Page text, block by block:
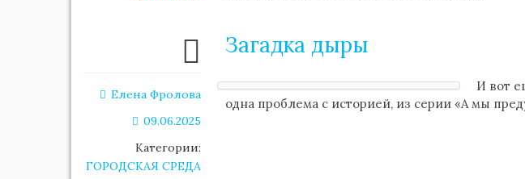
Елена Фролова
09.06.2025
Категории:
ГОРОДСКАЯ СРЕДА
Загадка дыры
И вот
одна проблема с историей, из серии «А мы